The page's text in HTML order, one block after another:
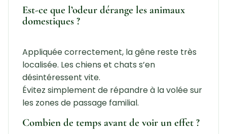
Est-ce que l’odeur dérange les animaux
domestiques ?
Appliquée correctement, la gêne reste très
localisée. Les chiens et chats s’en
désintéressent vite.
Évitez simplement de répandre à la volée sur
les zones de passage familial.
Combien de temps avant de voir un effet ?